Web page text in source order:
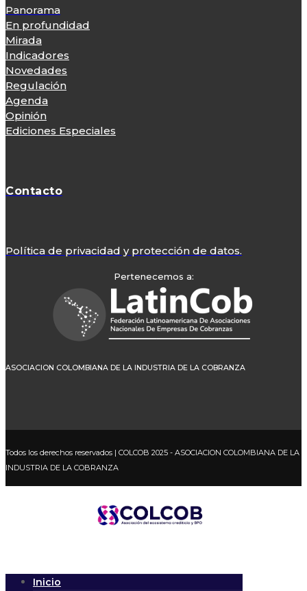
Panorama
En profundidad
Mirada
Indicadores
Novedades
Regulación
Agenda
Opinión
Ediciones Especiales
Contacto
Política de privacidad y protección de datos.
Pertenecemos a:
ASOCIACION COLOMBIANA DE LA INDUSTRIA DE LA COBRANZA
Todos los derechos reservados | COLCOB 2025 - ASOCIACION COLOMBIANA DE LA
INDUSTRIA DE LA COBRANZA
Inicio